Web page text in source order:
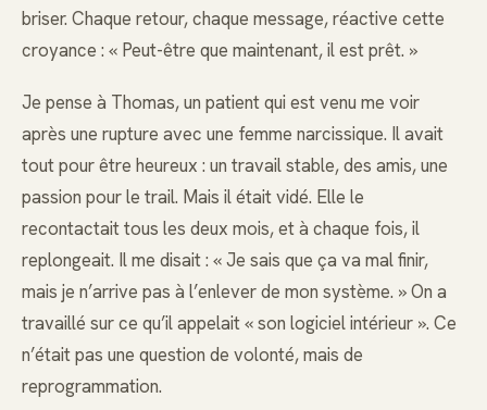
briser. Chaque retour, chaque message, réactive cette
croyance : « Peut-être que maintenant, il est prêt. »
Je pense à Thomas, un patient qui est venu me voir
après une rupture avec une femme narcissique. Il avait
tout pour être heureux : un travail stable, des amis, une
passion pour le trail. Mais il était vidé. Elle le
recontactait tous les deux mois, et à chaque fois, il
replongeait. Il me disait : « Je sais que ça va mal finir,
mais je n’arrive pas à l’enlever de mon système. » On a
travaillé sur ce qu’il appelait « son logiciel intérieur ». Ce
n’était pas une question de volonté, mais de
reprogrammation.